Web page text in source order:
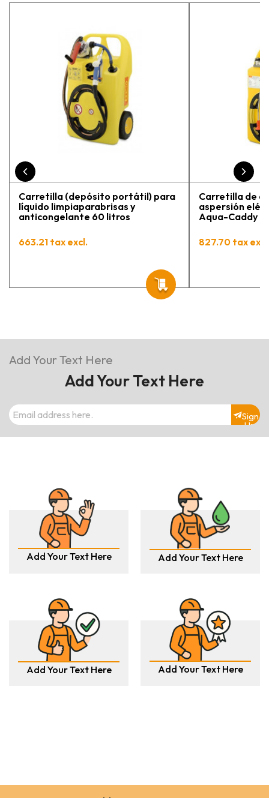
estaba eligiendo la máquina más
contactactanto me explicó todo￼
En general, la recomiendo, he
vuelto a comprar, tengo varios
pedidos en proceso y muy
Carretilla (depósito portátil) para
líquido limpiaparabrisas y
anticongelante 60 litros
663.21 tax excl.
Carretilla de
aspersión
Aqua-Caddy
827.70 tax
Add Your Text Here
Add Your Text Here
Sign
Up
Add Your Text Here Add Your Text Here
Add Your Text Here Add Your Text Here